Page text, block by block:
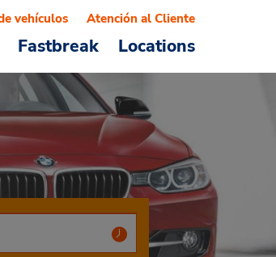
Fastbreak Locations
vehículos Atención al Cliente